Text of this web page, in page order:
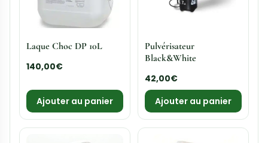
Laque Choc DP 10L
140,00€
Ajouter au panier
Pulvérisateur
Black&White
42,00€
Ajouter au panier